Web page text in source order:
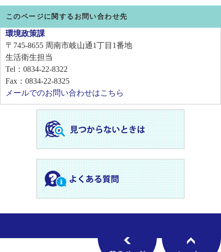
このページに関するお問い合わせ先
環境政策課
〒745-8655 周南市岐山通1丁目1番地
生活衛生担当
Tel：0834-22-8322
Fax：0834-22-8325
メールでのお問い合わせはこちら